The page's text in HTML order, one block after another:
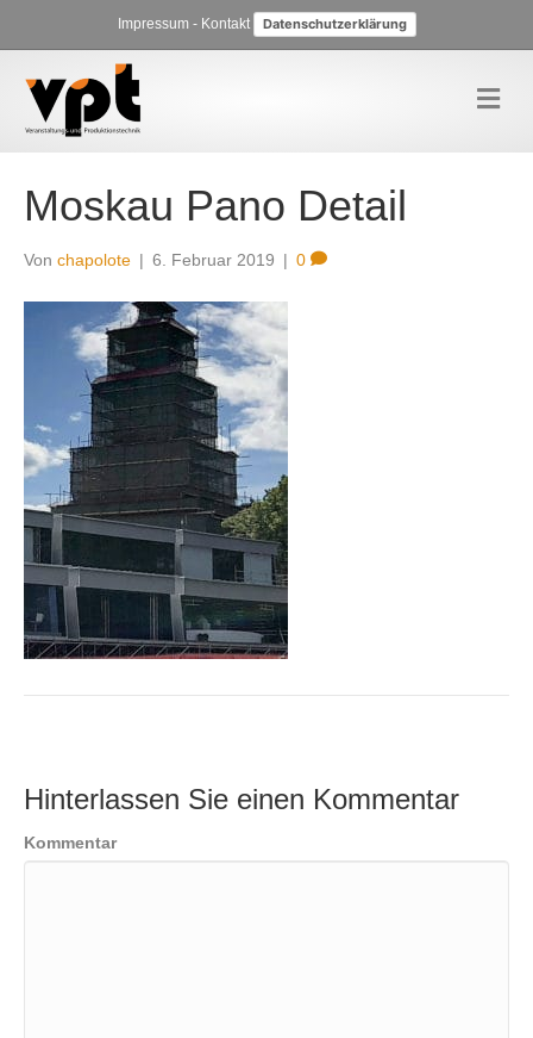
Impressum- Kontakt Datenschutzerklärung
N
a
Moskau Pano Detail
Von chapolote | 6. Februar 2019 | 0
Hinterlassen Sie einen Kommentar
Kommentar